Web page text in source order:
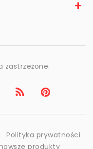
zastrzeżone.
Polityka prywatności
produkty